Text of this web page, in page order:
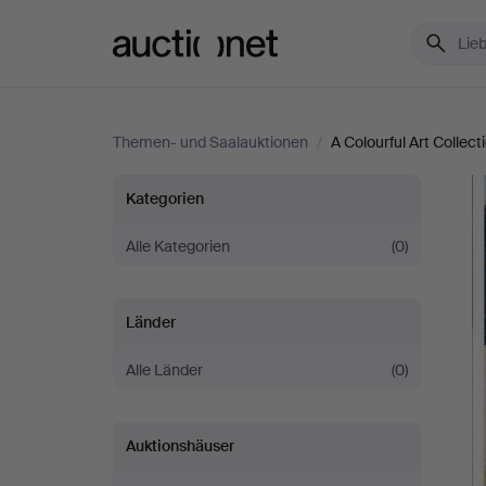
Themen- und Saalauktionen / A Colourful Art
A
Colourful
Art
Collection
Kategorien
Alle Kategorien (0)
Länder
Alle Länder (0)
Auktionshäuser